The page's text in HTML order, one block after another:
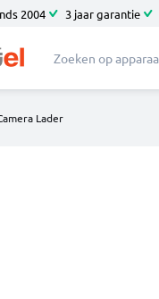
2004 3 jaar garantie
Lader